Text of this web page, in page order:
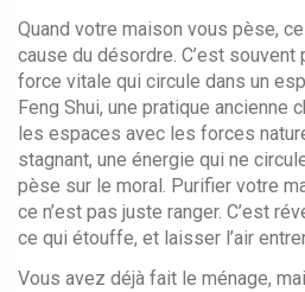
Quand votre maison vous pèse,
cause du désordre. C’est souvent
force vitale qui circule dans un
Feng Shui, une pratique ancienne
les espaces avec les forces
stagnant, une énergie qui ne
pèse sur le moral. Purifier votre
ce n’est pas juste ranger. C’est
ce qui étouffe, et laisser l’air
Vous avez déjà fait le ménage,